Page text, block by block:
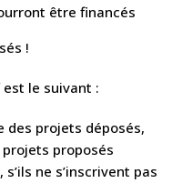
être financés
!
le suivant :
des projets déposés,
proposés
ne s’inscrivent pas